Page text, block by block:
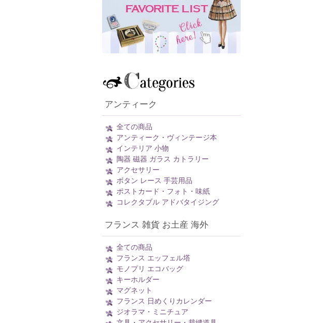
アンティーク
全ての商品
アンティーク・ヴィンテージ本
インテリア 小物
陶器 磁器 ガラス カトラリー
アクセサリー
ボタン レース 手芸用品
ポストカード・フォト・味紙
コレクタブル アドバタイジング
フランス 雑貨 お土産 海外
全ての商品
フランス エッフェル塔
モノプリ エコバッグ
キーホルダー
マグネット
フランス 日めくりカレンダー
ジオラマ・ミニチュア